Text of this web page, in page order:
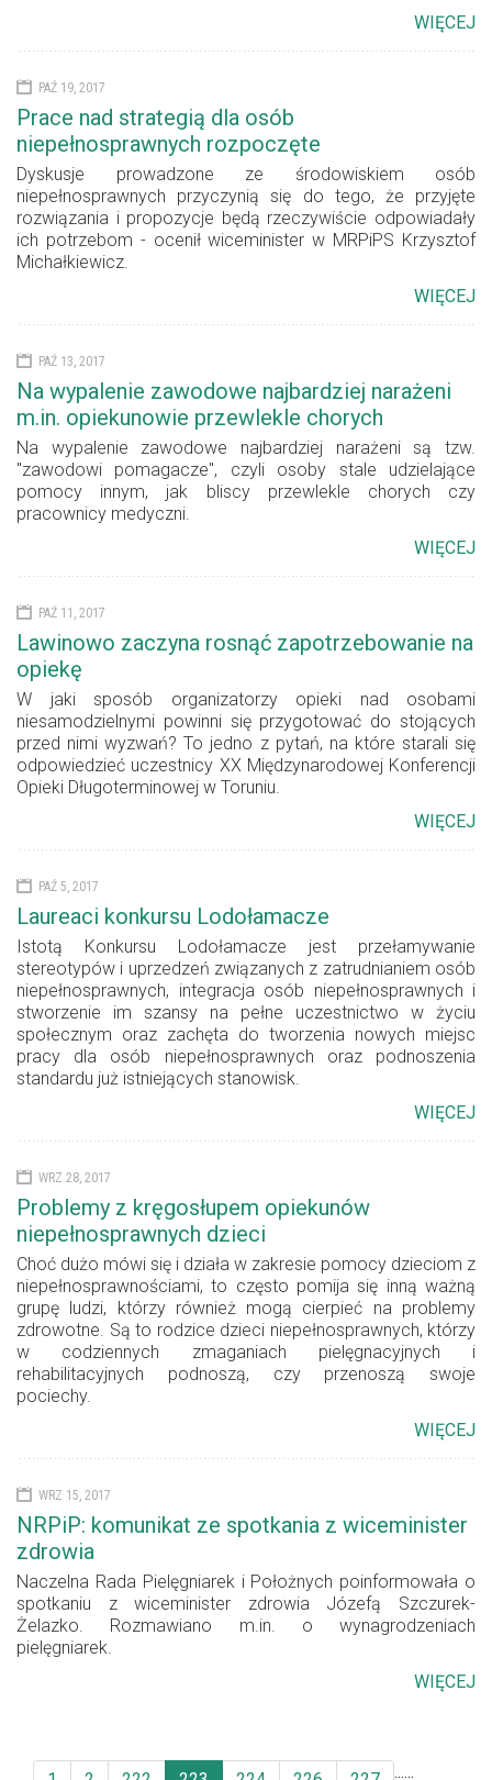
WIĘCEJ
PAŹ 19, 2017
Prace nad strategią dla osób
niepełnosprawnych rozpoczęte
Dyskusje prowadzone ze środowiskiem osób
niepełnosprawnych przyczynią się do tego, że przyjęte
rozwiązania i propozycje będą rzeczywiście odpowiadały
ich potrzebom - ocenił wiceminister w MRPiPS Krzysztof
Michałkiewicz.
WIĘCEJ
PAŹ 13, 2017
Na wypalenie zawodowe najbardziej narażeni
m.in. opiekunowie przewlekle chorych
Na wypalenie zawodowe najbardziej narażeni są tzw.
"zawodowi pomagacze", czyli osoby stale udzielające
pomocy innym, jak bliscy przewlekle chorych czy
pracownicy medyczni.
WIĘCEJ
PAŹ 11, 2017
Lawinowo zaczyna rosnąć zapotrzebowanie na
opiekę
W jaki sposób organizatorzy opieki nad osobami
niesamodzielnymi powinni się przygotować do stojących
przed nimi wyzwań? To jedno z pytań, na które starali się
odpowiedzieć uczestnicy XX Międzynarodowej Konferencji
Opieki Długoterminowej w Toruniu.
WIĘCEJ
PAŹ 5, 2017
Laureaci konkursu Lodołamacze
Istotą Konkursu Lodołamacze jest przełamywanie
stereotypów i uprzedzeń związanych z zatrudnianiem osób
niepełnosprawnych, integracja osób niepełnosprawnych i
stworzenie im szansy na pełne uczestnictwo w życiu
społecznym oraz zachęta do tworzenia nowych miejsc
pracy dla osób niepełnosprawnych oraz podnoszenia
standardu już istniejących stanowisk.
WIĘCEJ
WRZ 28, 2017
Problemy z kręgosłupem opiekunów
niepełnosprawnych dzieci
Choć dużo mówi się i działa w zakresie pomocy dzieciom z
niepełnosprawnościami, to często pomija się inną ważną
grupę ludzi, którzy również mogą cierpieć na problemy
zdrowotne. Są to rodzice dzieci niepełnosprawnych, którzy
w codziennych zmaganiach pielęgnacyjnych i
rehabilitacyjnych podnoszą, czy przenoszą swoje
pociechy.
WIĘCEJ
WRZ 15, 2017
NRPiP: komunikat ze spotkania z wiceminister
zdrowia
Naczelna Rada Pielęgniarek i Położnych poinformowała o
spotkaniu z wiceminister zdrowia Józefą Szczurek-
Żelazko. Rozmawiano m.in. o wynagrodzeniach
pielęgniarek.
WIĘCEJ
......